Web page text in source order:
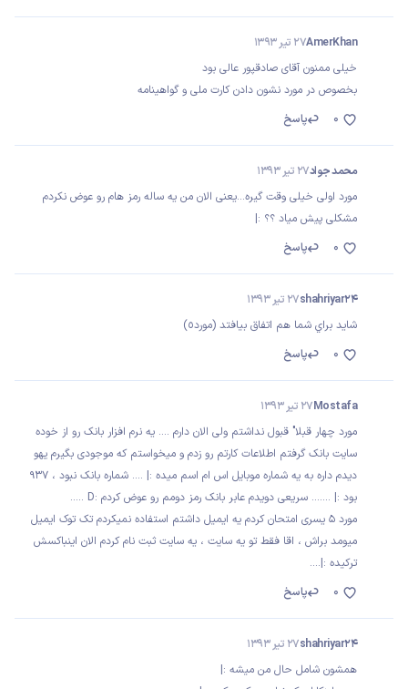
AmerKhan27 تیر 1393
خیلی ممنون آقای صادقپور عالی بود
بخصوص در مورد نشون دادن کارت ملی و گواهینامه
پاسخ
0
محمد جواد27 تیر 1393
مورد اولی خیلی وقت گیره...یعنی الان من یه ساله رمز هام رو عوض نکردم
مشکلی پیش میاد ؟؟ :|
پاسخ
0
shahriyar2427 تیر 1393
شايد براي شما هم اتفاق بيافتد (مورد٥)
پاسخ
0
Mostafa27 تیر 1393
مورد چهار قبلا" قبول نداشتم ولی الان دارم .... یه نرم افزار بانک رو از خوده
سایت بانک گرفتم اطلاعات کارتم رو زدم و میخواستم که موجودی بگیرم یهو
دیدم داره به یه شماره موبایل اس ام اسم میده :| .... شماره بانک نبود ، 937
بود :| ....... سریعی دویدم عابر بانک رمز دومم رو عوض کردم :D .....
مورد 5 یسری امتحان کردم یه ایمیل داشتم استفاده نمیکردم تک توک ایمیل
میومد براش ، اقا فقط تو یه سایت ، یه سایت ثبت نام کردم الان اینباکسش
ترکیده :|....
پاسخ
0
shahriyar2427 تیر 1393
همشون شامل حال من ميشه :|